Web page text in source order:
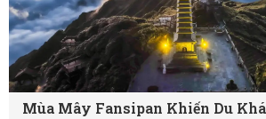
Mùa Mây Fansipan Khiến Du